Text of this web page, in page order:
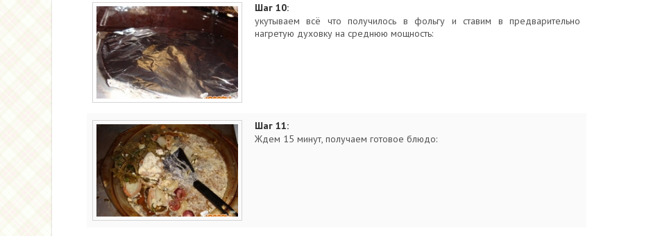
Шаг 10:
укутываем всё что получилось в фольгу и ставим в предварительно
нагретую духовку на среднюю мощность:
Шаг 11:
Ждем 15 минут, получаем готовое блюдо: